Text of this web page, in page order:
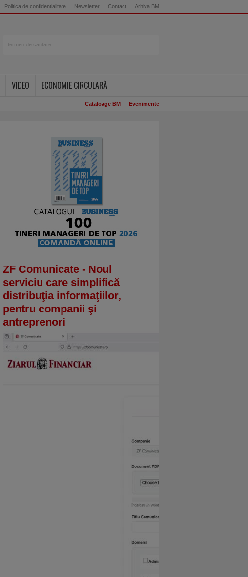
Politica de confidentialitate Newsletter Contact Arhiva BM
VIDEO
ECONOMIE CIRCULARĂ
Cataloage BM Evenimente
ZF Comunicate - Noul
serviciu care simplifică
distribuţia informaţiilor,
pentru companii şi
antreprenori